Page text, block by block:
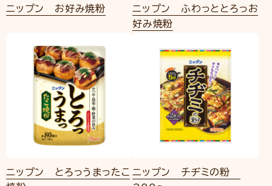
ニップン お好み焼粉
ニップン ふわっととろっお
好み焼粉
ニップン とろっうまったこ ニップン チヂミの粉